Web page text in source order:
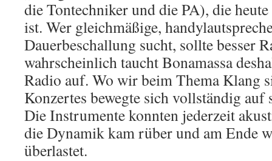
die Tontechniker und die PA), die
ist. Wer gleichmäßige,
Dauerbeschallung sucht, sollte besser
wahrscheinlich taucht Bonamassa
Radio auf. Wo wir beim Thema Klang
Konzertes bewegte sich vollständig auf
Die Instrumente konnten jederzeit
die Dynamik kam rüber und am Ende
überlastet.